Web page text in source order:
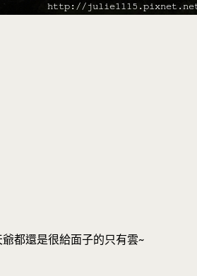
都還是很給面子的只有雲~